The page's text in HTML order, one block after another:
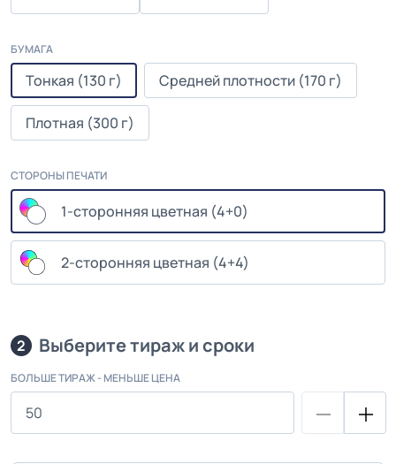
БУМАГА
Тонкая (130 г) Средней плотности (170 г)
Плотная (300 г)
СТОРОНЫ ПЕЧАТИ
1-сторонняя цветная (4+0)
2-сторонняя цветная (4+4)
2 Выберите тираж и сроки
БОЛЬШЕ ТИРАЖ - МЕНЬШЕ ЦЕНА